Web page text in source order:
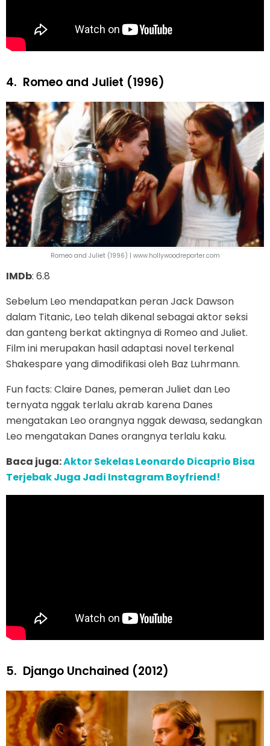
4. Romeo and Juliet (1996)
Romeo and Juliet (1996) | www.hollywoodreporter.com
IMDb: 6.8
Sebelum Leo mendapatkan peran Jack Dawson
dalam Titanic, Leo telah dikenal sebagai aktor seksi
dan ganteng berkat aktingnya di Romeo and Juliet.
Film ini merupakan hasil adaptasi novel terkenal
Shakespare yang dimodifikasi oleh Baz Luhrmann.
Fun facts: Claire Danes, pemeran Juliet dan Leo
ternyata nggak terlalu akrab karena Danes
mengatakan Leo orangnya nggak dewasa, sedangkan
Leo mengatakan Danes orangnya terlalu kaku.
Baca juga:Aktor Sekelas Leonardo Dicaprio Bisa
Terjebak Juga Jadi Instagram Boyfriend!
5. Django Unchained (2012)